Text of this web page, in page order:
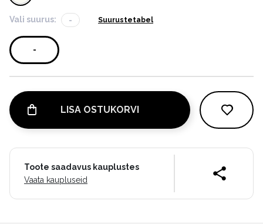
Vali suurus: - Suurustetabel
-
LISA OSTUKORVI
Toote saadavus kauplustes
Vaata kaupluseid